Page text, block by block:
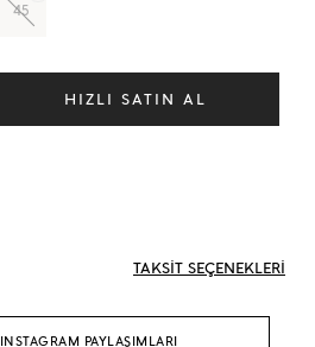
45
TAKSİT SEÇENEKLERİ
INSTAGRAM PAYLAŞIMLARI